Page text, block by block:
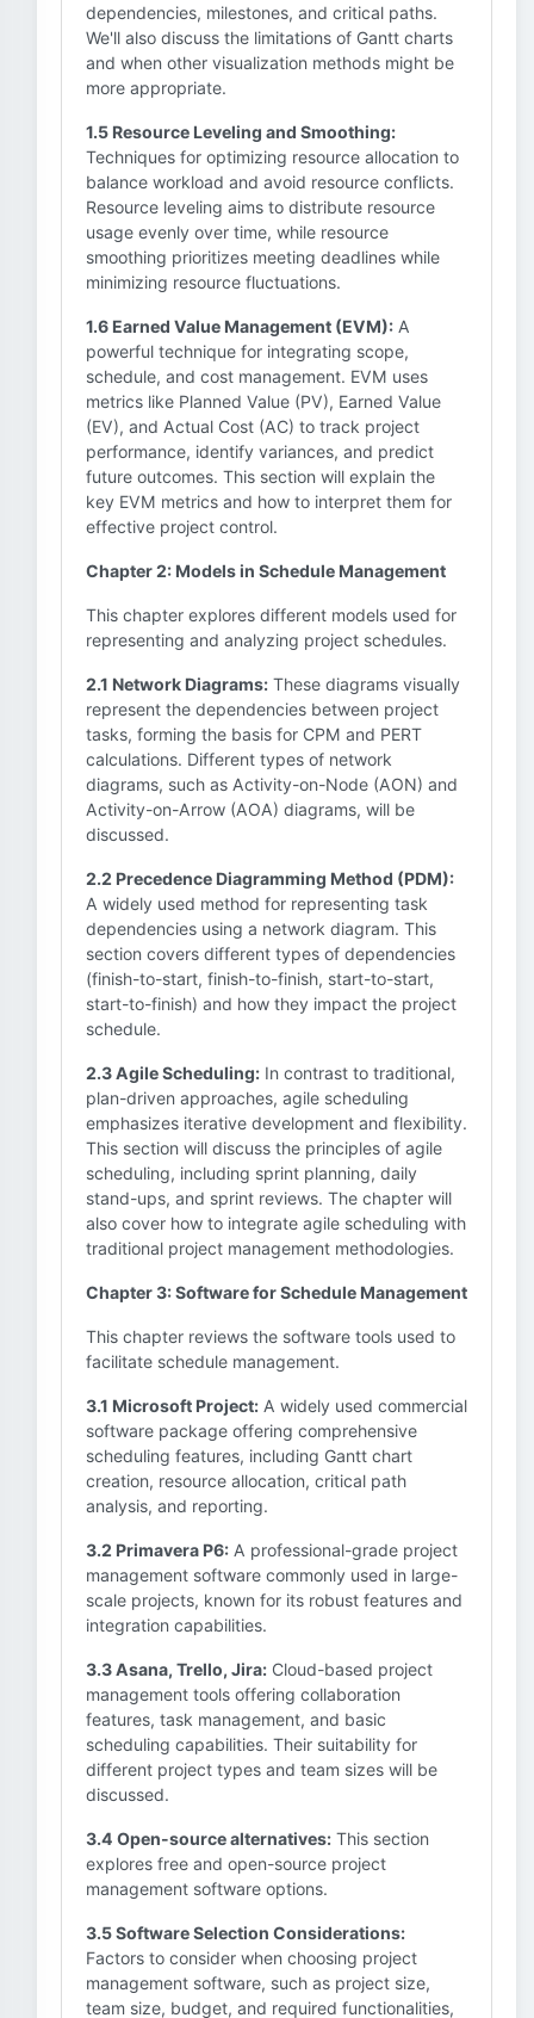
dependencies, milestones, and critical paths.
We'll also discuss the limitations of Gantt charts
and when other visualization methods might be
more appropriate.
1.5 Resource Leveling and Smoothing:
Techniques for optimizing resource allocation to
balance workload and avoid resource conflicts.
Resource leveling aims to distribute resource
usage evenly over time, while resource
smoothing prioritizes meeting deadlines while
minimizing resource fluctuations.
1.6 Earned Value Management (EVM): A
powerful technique for integrating scope,
schedule, and cost management. EVM uses
metrics like Planned Value (PV), Earned Value
(EV), and Actual Cost (AC) to track project
performance, identify variances, and predict
future outcomes. This section will explain the
key EVM metrics and how to interpret them for
effective project control.
Chapter 2: Models in Schedule Management
This chapter explores different models used for
representing and analyzing project schedules.
2.1 Network Diagrams: These diagrams visually
represent the dependencies between project
tasks, forming the basis for CPM and PERT
calculations. Different types of network
diagrams, such as Activity-on-Node (AON) and
Activity-on-Arrow (AOA) diagrams, will be
discussed.
2.2 Precedence Diagramming Method (PDM):
A widely used method for representing task
dependencies using a network diagram. This
section covers different types of dependencies
(finish-to-start, finish-to-finish, start-to-start,
start-to-finish) and how they impact the project
schedule.
2.3 Agile Scheduling: In contrast to traditional,
plan-driven approaches, agile scheduling
emphasizes iterative development and flexibility.
This section will discuss the principles of agile
scheduling, including sprint planning, daily
stand-ups, and sprint reviews. The chapter will
also cover how to integrate agile scheduling with
traditional project management methodologies.
Chapter 3: Software for Schedule Management
This chapter reviews the software tools used to
facilitate schedule management.
3.1 Microsoft Project: A widely used commercial
software package offering comprehensive
scheduling features, including Gantt chart
creation, resource allocation, critical path
analysis, and reporting.
3.2 Primavera P6: A professional-grade project
management software commonly used in large-
scale projects, known for its robust features and
integration capabilities.
3.3 Asana, Trello, Jira: Cloud-based project
management tools offering collaboration
features, task management, and basic
scheduling capabilities. Their suitability for
different project types and team sizes will be
discussed.
3.4 Open-source alternatives: This section
explores free and open-source project
management software options.
3.5 Software Selection Considerations:
Factors to consider when choosing project
management software, such as project size,
team size, budget, and required functionalities,